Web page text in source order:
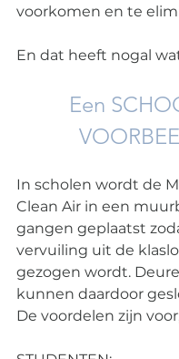
voorkomen en te
En dat heeft nogal
Een
In scholen wordt de
Clean Air in een
gangen geplaatst
vervuiling uit de
gezogen wordt.
kunnen daardoor
De voordelen zijn